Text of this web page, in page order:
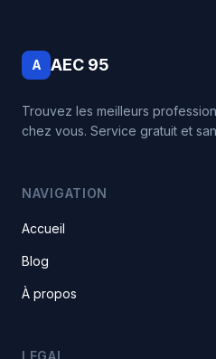
A AEC 95
Trouvez les meilleurs
chez vous. Service gratuit et
NAVIGATION
Accueil
Blog
À propos
LEGAL